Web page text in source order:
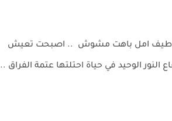
بخطاطيف امل باهت مشوش .. اصبحت تعيش
الوحيد في حياة احتلتها عتمة الفراق ..